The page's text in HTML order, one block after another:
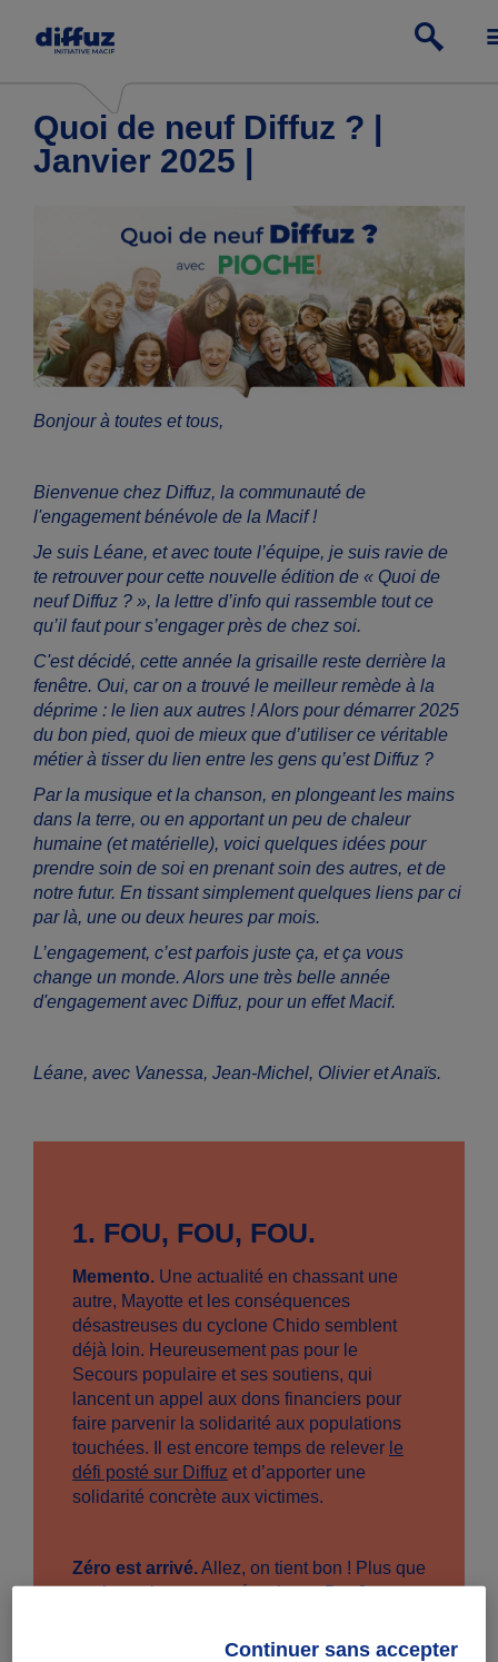
Quoi de neuf Diffuz ? |
Janvier 2025 |
Bonjour à toutes et tous,
Bienvenue chez Diffuz, la communauté de
l'engagement bénévole de la Macif !
Je suis Léane, et avec toute l’équipe, je suis ravie de
te retrouver pour cette nouvelle édition de « Quoi de
neuf Diffuz ? », la lettre d’info qui rassemble tout ce
qu’il faut pour s’engager près de chez soi.
C'est décidé, cette année la grisaille reste derrière la
fenêtre. Oui, car on a trouvé le meilleur remède à la
déprime : le lien aux autres ! Alors pour démarrer 2025
du bon pied, quoi de mieux que d’utiliser ce véritable
métier à tisser du lien entre les gens qu’est Diffuz ?
Par la musique et la chanson, en plongeant les mains
dans la terre, ou en apportant un peu de chaleur
humaine (et matérielle), voici quelques idées pour
prendre soin de soi en prenant soin des autres, et de
notre futur. En tissant simplement quelques liens par ci
par là, une ou deux heures par mois.
L’engagement, c’est parfois juste ça, et ça vous
change un monde. Alors une très belle année
d'engagement avec Diffuz, pour un effet Macif.
Léane, avec Vanessa, Jean-Michel, Olivier et Anaïs.
1. FOU, FOU, FOU.
Memento. Une actualité en chassant une
autre, Mayotte et les conséquences
désastreuses du cyclone Chido semblent
déjà loin. Heureusement pas pour le
Secours populaire et ses soutiens, qui
lancent un appel aux dons financiers pour
faire parvenir la solidarité aux populations
touchées. Il est encore temps de relever le
défi posté sur Diffuz et d’apporter une
solidarité concrète aux victimes.
Zéro est arrivé.Allez, on tient bon ! Plus que
quelques jours pour réussir son Dry January,
Et franchement, si vous avez tenu jusque là,
Continuer sans accepter